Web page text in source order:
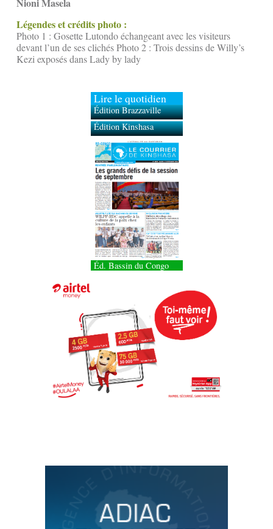
Nioni Masela
Légendes et crédits photo :
Photo 1 : Gosette Lutondo échangeant avec les visiteurs
devant l’un de ses clichés Photo 2 : Trois dessins de Willy’s
Kezi exposés dans Lady by lady
Lire le quotidien
Édition Brazzaville
Édition Kinshasa
Éd. Bassin du Congo